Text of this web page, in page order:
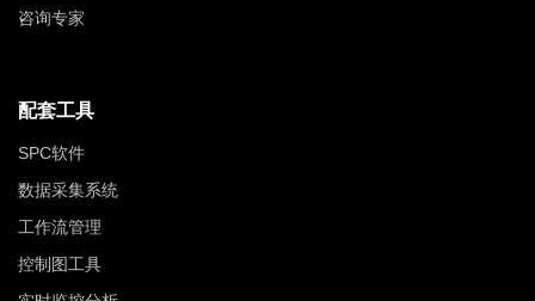
咨询专家
配套工具
SPC软件
数据采集系统
工作流管理
控制图工具